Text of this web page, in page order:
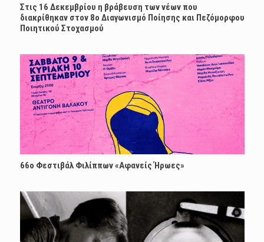
Στις 16 Δεκεμβρίου η βράβευση των νέων που
διακρίθηκαν στον 8ο Διαγωνισμό Ποίησης και Πεζόμορφου
Ποιητικού Στοχασμού
66ο Φεστιβάλ Φιλίππων «Αφανείς Ήρωες»